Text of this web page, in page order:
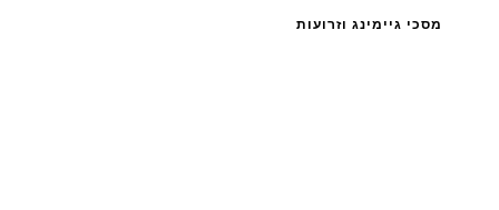
מסכי גיימינג וזרועות